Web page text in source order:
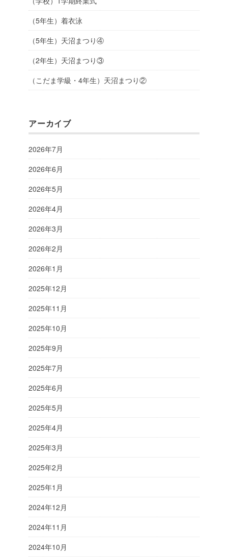
（5年生）着衣泳
（5年生）天沼まつり④
（2年生）天沼まつり③
（こだま学級・4年生）天沼まつり②
アーカイブ
2026年7月
2026年6月
2026年5月
2026年4月
2026年3月
2026年2月
2026年1月
2025年12月
2025年11月
2025年10月
2025年9月
2025年7月
2025年6月
2025年5月
2025年4月
2025年3月
2025年2月
2025年1月
2024年12月
2024年11月
2024年10月